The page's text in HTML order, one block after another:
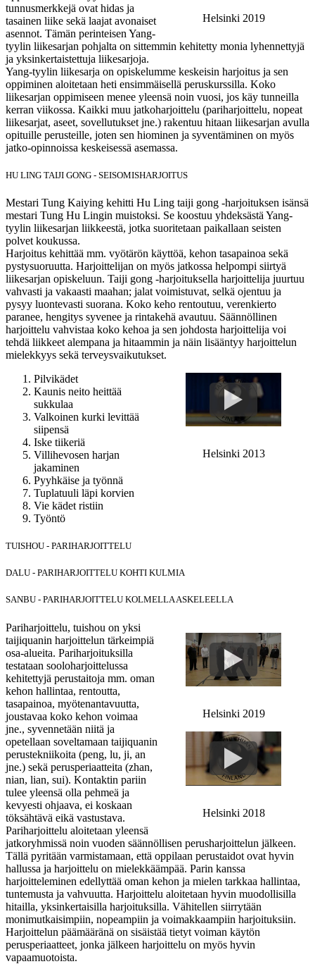
Helsinki 2019
tunnusmerkkejä ovat hidas ja
tasainen liike sekä laajat avonaiset
asennot. Tämän perinteisen Yang-
tyylin liikesarjan pohjalta on sittemmin kehitetty monia lyhennettyjä
ja yksinkertaistettuja liikesarjoja.
Yang-tyylin liikesarja on opiskelumme keskeisin harjoitus ja sen
oppiminen aloitetaan heti ensimmäisellä peruskurssilla. Koko
liikesarjan oppimiseen menee yleensä noin vuosi, jos käy tunneilla
kerran viikossa. Kaikki muu jatkoharjoittelu (pariharjoittelu, nopeat
liikesarjat, aseet, sovellutukset jne.) rakentuu hitaan liikesarjan avulla
opituille perusteille, joten sen hiominen ja syventäminen on myös
jatko-opinnoissa keskeisessä asemassa.
HU LING TAIJI GONG - SEISOMISHARJOITUS
Mestari Tung Kaiying kehitti Hu Ling taiji gong -harjoituksen isänsä
mestari Tung Hu Lingin muistoksi. Se koostuu yhdeksästä Yang-
tyylin liikesarjan liikkeestä, jotka suoritetaan paikallaan seisten
polvet koukussa.
Harjoitus kehittää mm. vyötärön käyttöä, kehon tasapainoa sekä
pystysuoruutta. Harjoittelijan on myös jatkossa helpompi siirtyä
liikesarjan opiskeluun. Taiji gong -harjoituksella harjoittelija juurtuu
vahvasti ja vakaasti maahan; jalat voimistuvat, selkä ojentuu ja
pysyy luontevasti suorana. Koko keho rentoutuu, verenkierto
paranee, hengitys syvenee ja rintakehä avautuu. Säännöllinen
harjoittelu vahvistaa koko kehoa ja sen johdosta harjoittelija voi
tehdä liikkeet alempana ja hitaammin ja näin lisääntyy harjoittelun
mielekkyys sekä terveysvaikutukset.
Helsinki 2013
Pilvikädet
Kaunis neito heittää
sukkulaa
Valkoinen kurki levittää
siipensä
Iske tiikeriä
Villihevosen harjan
jakaminen
Pyyhkäise ja työnnä
Tuplatuuli läpi korvien
Vie kädet ristiin
Työntö
TUISHOU - PARIHARJOITTELU
DALU - PARIHARJOITTELU KOHTI KULMIA
SANBU - PARIHARJOITTELU KOLMELLA ASKELEELLA
Helsinki 2019
Helsinki 2018
Pariharjoittelu, tuishou on yksi
taijiquanin harjoittelun tärkeimpiä
osa-alueita. Pariharjoituksilla
testataan sooloharjoittelussa
kehitettyjä perustaitoja mm. oman
kehon hallintaa, rentoutta,
tasapainoa, myötenantavuutta,
joustavaa koko kehon voimaa
jne., syvennetään niitä ja
opetellaan soveltamaan taijiquanin
perustekniikoita (peng, lu, ji, an
jne.) sekä perusperiaatteita (zhan,
nian, lian, sui). Kontaktin pariin
tulee yleensä olla pehmeä ja
kevyesti ohjaava, ei koskaan
töksähtävä eikä vastustava.
Pariharjoittelu aloitetaan yleensä
jatkoryhmissä noin vuoden säännöllisen perusharjoittelun jälkeen.
Tällä pyritään varmistamaan, että oppilaan perustaidot ovat hyvin
hallussa ja harjoittelu on mielekkäämpää. Parin kanssa
harjoitteleminen edellyttää oman kehon ja mielen tarkkaa hallintaa,
tuntemusta ja vahvuutta. Harjoittelu aloitetaan hyvin muodollisilla
hitailla, yksinkertaisilla harjoituksilla. Vähitellen siirrytään
monimutkaisimpiin, nopeampiin ja voimakkaampiin harjoituksiin.
Harjoittelun päämääränä on sisäistää tietyt voiman käytön
perusperiaatteet, jonka jälkeen harjoittelu on myös hyvin
vapaamuotoista.